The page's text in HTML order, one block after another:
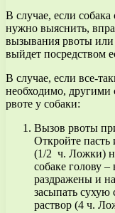
В случае, если
нужно выяснить,
вызывания рвоты или
выйдет посредством
В случае, если все-
необходимо, другими
рвоте у собаки:
Вызов рвоты
Откройте пасть
(1/2 ч. Ложки)
собаке голову –
раздражены и
засыпать сухую
раствор (4 ч.